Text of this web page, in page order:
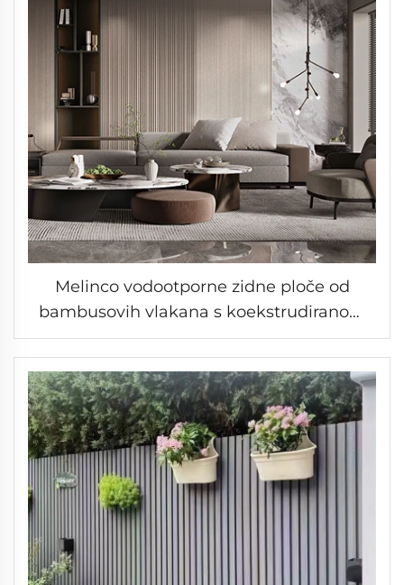
Melinco vodootporne zidne ploče od
bambusovih vlakana s koekstrudiranom
površinom, furnir drva, savitljive WPC
čvrste ploče za unutarnju dekoraciju